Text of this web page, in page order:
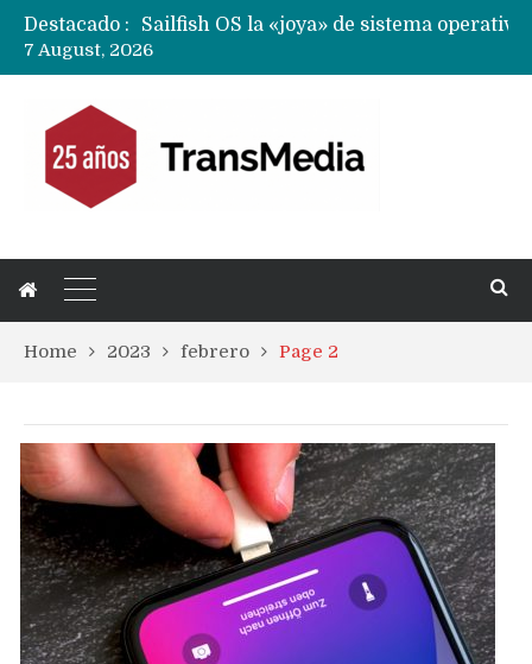
Destacado :
7 August, 2026
Home 2023 febrero Page 2